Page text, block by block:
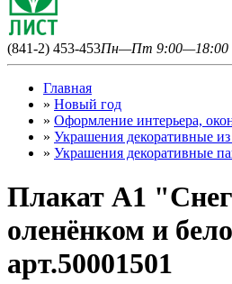
(841-2) 453-453Пн—Пт 9:00—18:00
Главная
» Новый год
» Оформление интерьера,
» Украшения декоративные
» Украшения декоративные
Плакат А1
оленёнком и
арт.50001501